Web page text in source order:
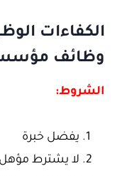
الكفاءات
وظائف
الشروط:
يفضل خبرة
لا يشترط